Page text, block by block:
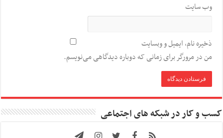
وب‌ سایت
ذخیره نام، ایمیل و وبسایت
من در مرورگر برای زمانی که دوباره دیدگاهی می‌نویسم.
کسب و کار در شبکه های اجتماعی